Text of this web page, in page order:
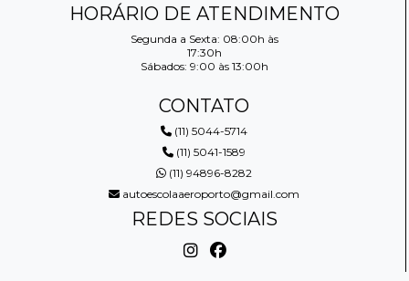
HORÁRIO DE ATENDIMENTO
Segunda a Sexta: 08:00h às
17:30h
Sábados: 9:00 às 13:00h
CONTATO
(11) 5044-5714
(11) 5041-1589
(11) 94896-8282
autoescolaaeroporto@gmail.com
REDES SOCIAIS